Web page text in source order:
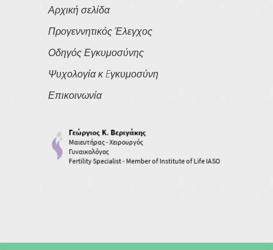
Αρχική σελίδα
Προγεννητικός Έλεγχος
Οδηγός Εγκυμοσύνης
Ψυχολογία κ Eγκυμοσύνη
Επικοινωνία